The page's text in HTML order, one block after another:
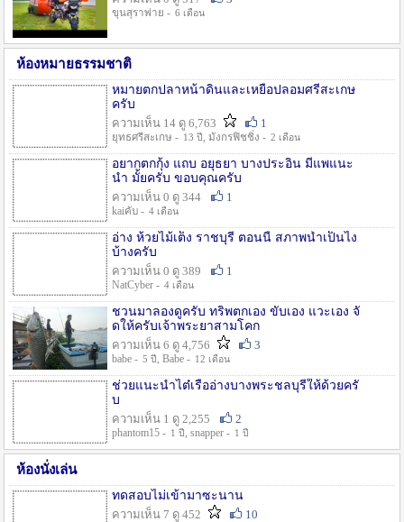
ขุนสุราพ่าย - 6 เดือน
ห้องหมายธรรมชาติ
หมายตกปลาหน้าดินและเหยื่อปลอมศรีสะเกษ
ครับ
ความเห็น 14 ดู 6,763
1
ยุทธศรีสะเกษ - 13 ปี , มังกรฟิชชิ่ง - 2 เดือน
อยากตกกุ้ง แถบ อยุธยา บางประอิน มีแพแนะ
นำ มั้ยครับ ขอบคุณครับ
ความเห็น 0 ดู 344
1
kaiคับ - 4 เดือน
อ่าง ห้วยไม้เต็ง ราชบุรี ตอนนี้ สภาพน้ำเป็นไง
บ้างครับ
ความเห็น 0 ดู 389
1
NatCyber - 4 เดือน
ชวนมาลองดูครับ ทริพตกเอง ขับเอง แวะเอง จั
ดให้ครับเจ้าพระยาสามโคก
ความเห็น 6 ดู 4,756
3
babe - 5 ปี , Babe - 12 เดือน
ช่วยแนะนำไต๋เรืออ่างบางพระชลบุรีให้ด้วยครั
บ
ความเห็น 1 ดู 2,255
2
phantom15 - 1 ปี , snapper - 1 ปี
ห้องนั่งเล่น
ทดสอบไม่เข้ามาซะนาน
ความเห็น 7 ดู 452
10